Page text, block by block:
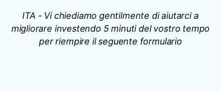
ITA - Vi chiediamo gentilmente di aiutarci a
migliorare investendo 5 minuti del vostro tempo
per riempire il seguente formulario